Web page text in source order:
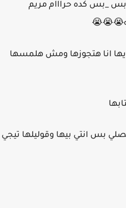
_بس كده حرااام مريم
انا هتجوزها ومش هلمسها
بس انتي بيها وقوليلها تيجي